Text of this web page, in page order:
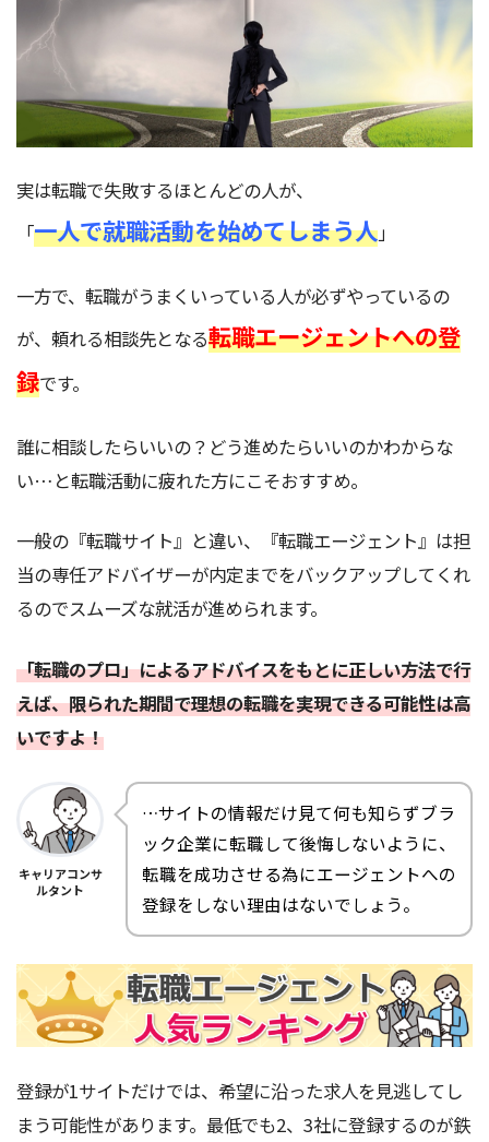
実は転職で失敗するほとんどの人が、
「一人で就職活動を始めてしまう人」
一方で、転職がうまくいっている人が必ずやっているの
が、頼れる相談先となる転職エージェントへの登
録です。
誰に相談したらいいの？どう進めたらいいのかわからな
い…と転職活動に疲れた方にこそおすすめ。
一般の『転職サイト』と違い、『転職エージェント』は担
当の専任アドバイザーが内定までをバックアップしてくれ
るのでスムーズな就活が進められます。
「転職のプロ」によるアドバイスをもとに正しい方法で行
えば、限られた期間で理想の転職を実現できる可能性は高
いですよ！
キャリアコンサ
ルタント
…サイトの情報だけ見て何も知らずブラ
ック企業に転職して後悔しないように、
転職を成功させる為にエージェントへの
登録をしない理由はないでしょう。
登録が1サイトだけでは、希望に沿った求人を見逃してし
まう可能性があります。最低でも2、3社に登録するのが鉄